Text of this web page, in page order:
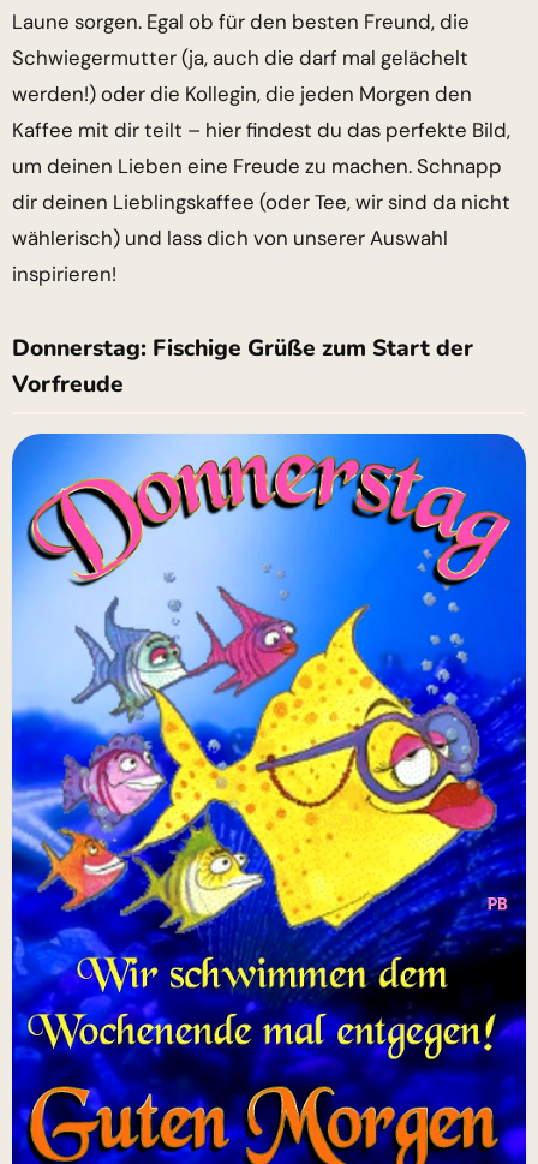
Laune sorgen. Egal ob für den besten Freund, die
Schwiegermutter (ja, auch die darf mal gelächelt
werden!) oder die Kollegin, die jeden Morgen den
Kaffee mit dir teilt – hier findest du das perfekte Bild,
um deinen Lieben eine Freude zu machen. Schnapp
dir deinen Lieblingskaffee (oder Tee, wir sind da nicht
wählerisch) und lass dich von unserer Auswahl
inspirieren!
Donnerstag: Fischige Grüße zum Start der
Vorfreude